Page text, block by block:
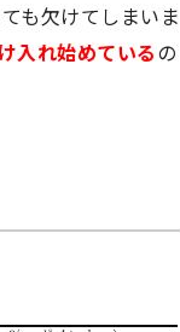
も欠けてしまいま
入れ始めているの